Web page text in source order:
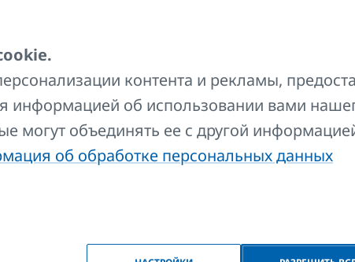
FAQ
Контакты
Авторские права
контента и рекламы,
информацией об использовании вами
могут объединять ее с другой
об обработке персональных данных